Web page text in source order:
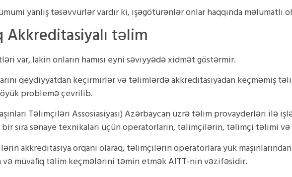
yanlış təsəvvürlər vardır ki, işəgötürənlər onlar haqqında məlumatlı
təlim
var, lakin onların hamısı eyni səviyyədə xidmət göstərmir.
qeydiyyatdan keçirmirlər və təlimlərdə akkreditasiyadan keçməmiş
problemə çevrilib.
Təlimçiləri Assosiasiyası) Azərbaycan üzrə təlim provayderləri ilə
bir sıra sənaye texnikaları üçün operatorların, təlimçilərin, təlimçi təlimi
akkreditasiya orqanı olaraq, təlimçilərin operatorlara yük
müvafiq təlim keçmələrini təmin etmək AITT-nin vəzifəsidir.